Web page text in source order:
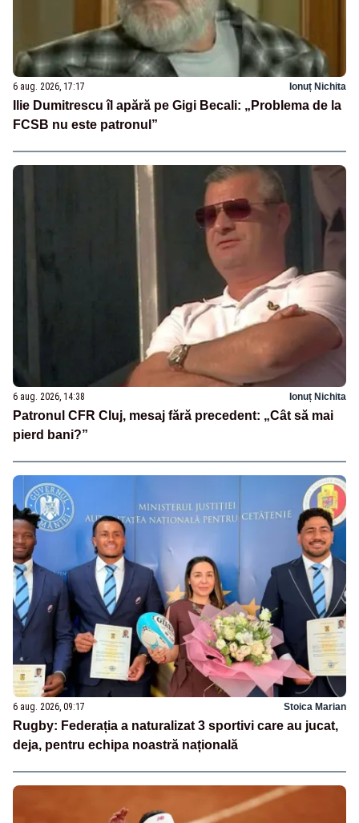
6 aug. 2026, 17:17 Ionuț Nichita
Ilie Dumitrescu îl apără pe Gigi Becali: „Problema de la
FCSB nu este patronul”
6 aug. 2026, 14:38 Ionuț Nichita
Patronul CFR Cluj, mesaj fără precedent: „Cât să mai
pierd bani?”
6 aug. 2026, 09:17 Stoica Marian
Rugby: Federația a naturalizat 3 sportivi care au jucat,
deja, pentru echipa noastră națională